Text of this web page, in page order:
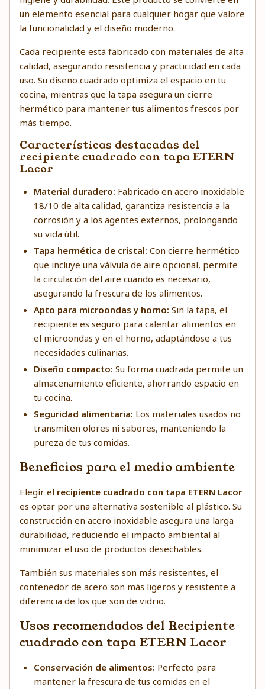
un elemento esencial para cualquier hogar que valore
la funcionalidad y el diseño moderno.
Cada recipiente está fabricado con materiales de alta
calidad, asegurando resistencia y practicidad en cada
uso. Su diseño cuadrado optimiza el espacio en tu
cocina, mientras que la tapa asegura un cierre
hermético para mantener tus alimentos frescos por
más tiempo.
Características destacadas del
recipiente cuadrado con tapa ETERN
Lacor
Material duradero: Fabricado en acero inoxidable
18/10 de alta calidad, garantiza resistencia a la
corrosión y a los agentes externos, prolongando
su vida útil.
Tapa hermética de cristal: Con cierre hermético
que incluye una válvula de aire opcional, permite
la circulación del aire cuando es necesario,
asegurando la frescura de los alimentos.
Apto para microondas y horno: Sin la tapa, el
recipiente es seguro para calentar alimentos en
el microondas y en el horno, adaptándose a tus
necesidades culinarias.
Diseño compacto: Su forma cuadrada permite un
almacenamiento eficiente, ahorrando espacio en
tu cocina.
Seguridad alimentaria: Los materiales usados no
transmiten olores ni sabores, manteniendo la
pureza de tus comidas.
Beneficios para el medio ambiente
Elegir el recipiente cuadrado con tapa ETERN Lacor
es optar por una alternativa sostenible al plástico. Su
construcción en acero inoxidable asegura una larga
durabilidad, reduciendo el impacto ambiental al
minimizar el uso de productos desechables.
También sus materiales son más resistentes, el
contenedor de acero son más ligeros y resistente a
diferencia de los que son de vidrio.
Usos recomendados del Recipiente
cuadrado con tapa ETERN Lacor
Conservación de alimentos: Perfecto para
mantener la frescura de tus comidas en el